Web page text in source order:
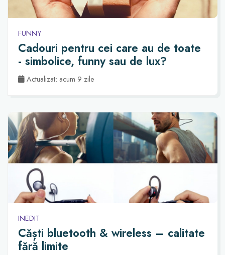
FUNNY
Cadouri pentru cei care au de toate
- simbolice, funny sau de lux?
Actualizat: acum 9 zile
INEDIT
Căști bluetooth & wireless – calitate
fără limite